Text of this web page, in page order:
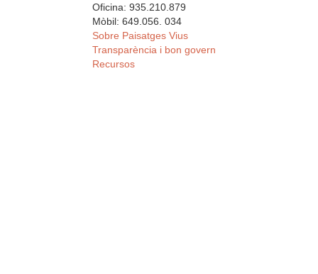
Oficina: 935.210.879
Mòbil: 649.056. 034
Sobre Paisatges Vius
Transparència i bon govern
Recursos